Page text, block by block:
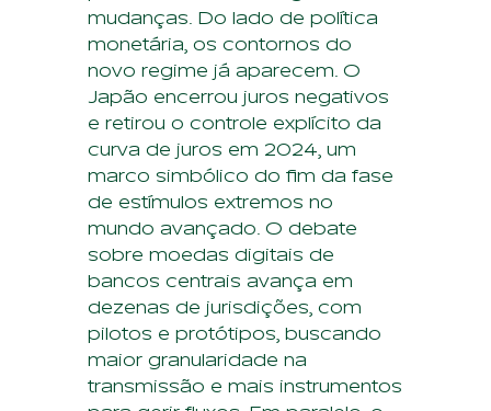
mudanças. Do lado de política
monetária, os contornos do
novo regime já aparecem. O
Japão encerrou juros negativos
e retirou o controle explícito da
curva de juros em 2024, um
marco simbólico do fim da fase
de estímulos extremos no
mundo avançado. O debate
sobre moedas digitais de
bancos centrais avança em
dezenas de jurisdições, com
pilotos e protótipos, buscando
maior granularidade na
transmissão e mais instrumentos